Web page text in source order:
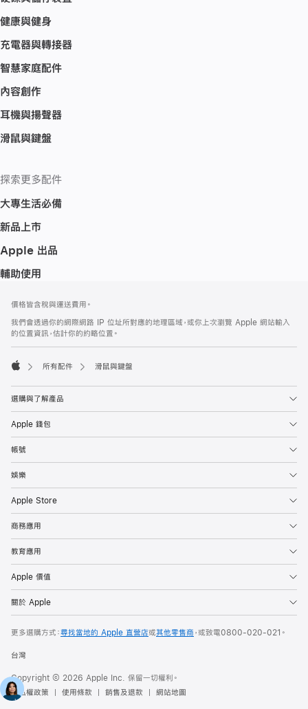
健康與健身
充電器與轉接器
智慧家庭配件
內容創作
耳機與揚聲器
滑鼠與鍵盤
探索更多配件
大專生活必備
新品上市
Apple 出品
輔助使用
腳
腳
價格皆含稅與運送費用。
我們會透過你的網際網路 IP 位址所對應的地理區域，或你上次瀏覽 Apple 網站輸入
的位置資訊，估計你的約略位置。
所有配件 滑鼠與鍵盤
選購與了解產品
Apple 錢包
帳號
娛樂
Apple Store
商務應用
教育應用
Apple 價值
關於 Apple
更多選購方式：尋找當地的 Apple 直營店或其他零售商 ，或致電0800-020-021 。
台灣
Copyright © 2026 Apple Inc. 保留一切權利。
隱私權政策
使用條款 銷售及退款 網站地圖